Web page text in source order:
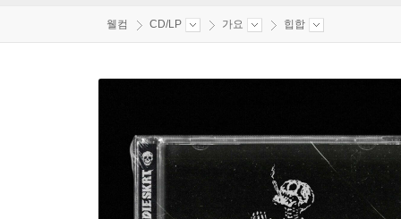
웰컴 CD/LP 가요 힙합